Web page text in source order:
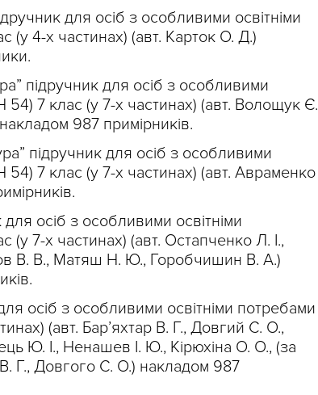
для осіб з особливими освітніми
(у 4-х частинах) (авт. Карток О. Д.)
підручник для осіб з особливими
54) 7 клас (у 7-х частинах) (авт. Волощук Є.
987 примірників.
підручник для осіб з особливими
54) 7 клас (у 7-х частинах) (авт. Авраменко
для осіб з особливими освітніми
(у 7-х частинах) (авт. Остапченко Л. І.,
В. В., Матяш Н. Ю., Горобчишин В. А.)
осіб з особливими освітніми потребами
(авт. Бар’яхтар В. Г., Довгий С. О.,
Ю. І., Ненашев І. Ю., Кірюхіна О. О., (за
Г., Довгого С. О.) накладом 987